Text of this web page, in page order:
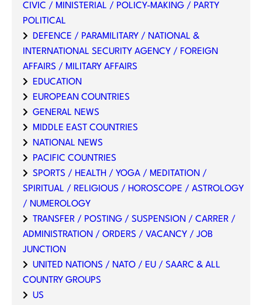
CIVIC / MINISTERIAL / POLICY-MAKING / PARTY
POLITICAL
DEFENCE / PARAMILITARY / NATIONAL &
INTERNATIONAL SECURITY AGENCY / FOREIGN
AFFAIRS / MILITARY AFFAIRS
EDUCATION
EUROPEAN COUNTRIES
GENERAL NEWS
MIDDLE EAST COUNTRIES
NATIONAL NEWS
PACIFIC COUNTRIES
SPORTS / HEALTH / YOGA / MEDITATION /
SPIRITUAL / RELIGIOUS / HOROSCOPE / ASTROLOGY
/ NUMEROLOGY
TRANSFER / POSTING / SUSPENSION / CARRER /
ADMINISTRATION / ORDERS / VACANCY / JOB
JUNCTION
UNITED NATIONS / NATO / EU / SAARC & ALL
COUNTRY GROUPS
US